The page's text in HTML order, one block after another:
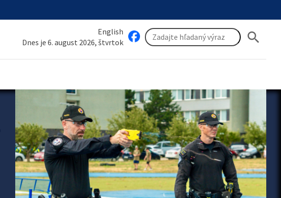
English
Dnes je 6. august 2026, štvrtok
search